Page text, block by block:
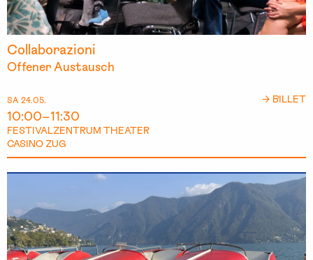
SA 24.05.
10:00–11:30
FESTIVALZENTRUM THEATER
CASINO ZUG
Collaborazioni
Offener Austausch
→ BILLET